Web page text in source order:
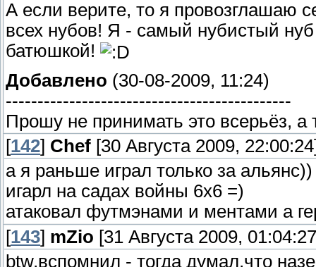
А если верите, то я провозглашаю
всех нубов! Я - самый нубистый
батюшкой!
Добавлено (30-08-2009, 11:24)
---------------------------------------------
Прошу не принимать это всерьёз, а
[142] Chef [30 Августа 2009,
а я раньше играл только за альянс))
игарл на садах войны 6х6 =)
атаковал футмэнами и ментами а
[143] mZio [31 Августа 2009,
btw,вспомнил - тогда думал,что